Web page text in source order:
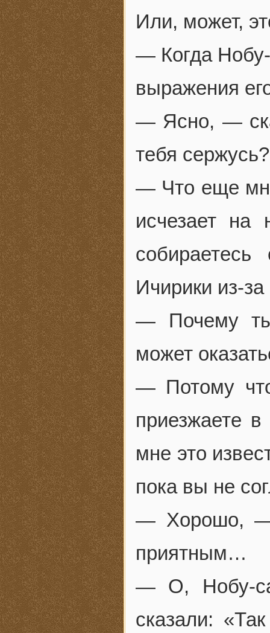
Или, может,
— Когда Нобу-
выражения
— Ясно, —
тебя сержусь?
— Что еще
исчезает на
Ичирики из-
— Почему ты
может
— Потому
приезжаете
мне это
пока вы не
— Хорошо, —
приятным…
— О, Нобу-
сказали: